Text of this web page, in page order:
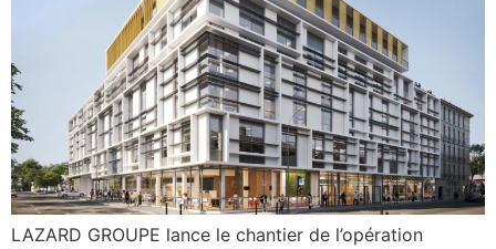
LAZARD GROUPE lance le chantier de l’opération